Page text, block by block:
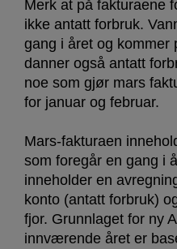
Merk at på fakturaene
ikke antatt forbruk.
gang i året og kommer
danner også antatt
noe som gjør mars
for januar og februar.
Mars-fakturaen
som foregår en gang i
inneholder en
konto (antatt forbruk)
fjor. Grunnlaget for ny
innværende året er